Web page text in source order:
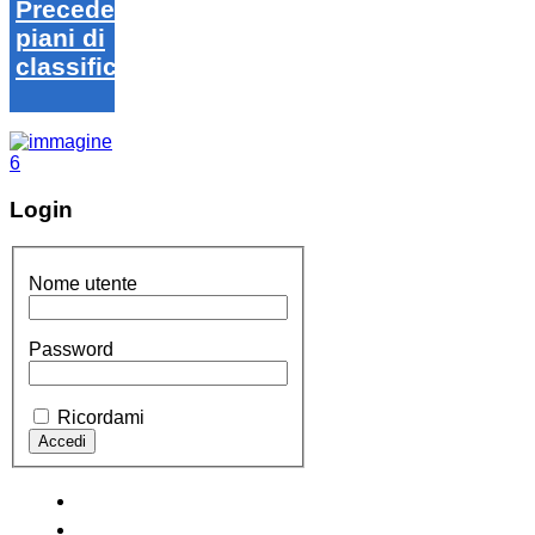
Precedenti
piani di
classifica
Login
Nome utente
Password
Ricordami